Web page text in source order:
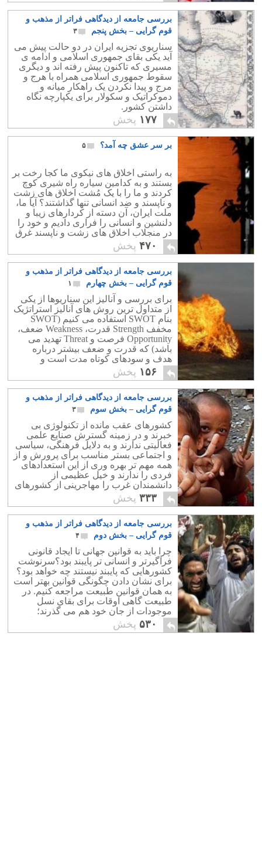
بررسی جامعه از دیدگاهی فراتر از مذهب و
قوم گرایی – بخش پنجم
۳
سناریوی تجزیه ایران در دو حالت پیش می
آید یکی بقای جمهوری اسلامی و ادامه ی
مسیری که تاکنون پیش رفته اند و دیگری
سقوط جمهوری اسلامی همراه با هرج و
مرج و پیدا نکردن یک راهکار میانه و
دموکراتیک و سکولار برای یکپارچه نگاه
داشتن کشور.
۱۷۷ پخش
بر سر عشق چه آمد؟ ۵
به راستی اخلاق های نیکوی ما کجا رخت بر
بستند و به کدامین سیاره راه شیری کوچ
کردند و ما را با یک مُشت اخلاق های زشت
و ناپسند و ضد انسانی تنها گذاشتند؟ آیا ما،
ملت ایران، آن دسته از کردارهای زیبا و
دلنشین و انسانی را فراری دادیم و خود را
در منجلاب اخلاق های زشت و ناپسند غرق
نمودیم؟
۴۷۰ پخش
بررسی جامعه از دیدگاهی فراتر از مذهب و
قوم گرایی – بخش چهارم
۱
برای بررسی و آنالیز این سناریوها از یکی
از متداول ترین روش های آنالیز استراتژیک
بنام SWOT استفاده می کنیم (SWOT
مخفف Strength قدرت، Weakness ضعف،
Opportunity فرصت و Threat تهدید می
باشد) که قدرت و ضعف بیشتر درباره
هدف و سودهای کوتاه مدت است و
فرصت و تهدید برای هدف و سود درازمدت
می باشد.
۱۵۶ پخش
بررسی جامعه از دیدگاهی فراتر از مذهب و
قوم گرایی – بخش سوم
۳
کشورهای عقب مانده از تکنولوژی بی
خبرند و در زمینه گسترش صنایع علمی
فعالیتی ندارند و به دلایل فرهنگی، سیاسی
و اجتماعی بستر مناسب برای پرورش و از
همه مهم تر بهره وری از این استعدادهای
فردی را ندارند و خیل عظیمی از
دانشمندان غرب را مهاجرینی از کشورهای
عقب افتاده تشکیل می دهند.
۳۳۳ پخش
بررسی جامعه از دیدگاهی فراتر از مذهب و
قوم گرایی – بخش دوم
۴
چرا باید به قوانین جهانی تا ایجاد قانونی
فراگیرتر و انسانی تر پایبند بود؟سرنوشت
کشورهایی که پایبند نیستند چه خواهد بود؟
برای نشان دادن چگونگی قوانین بهتر است
به همان قوانین طبیعت مراجعه کنیم. در
طبیعت گاهی اوقات برای بقای نسل
موجودات از جان خود هم می گذرند؛
قربانی منافع کوتاه مدت برای منافع بلند
مدت
۵۳۰ پخش